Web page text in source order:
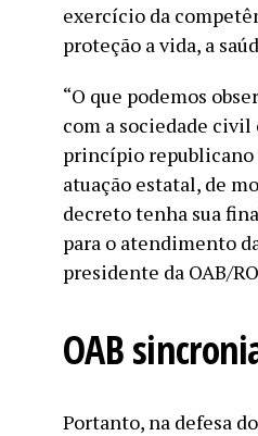
exercício da
proteção a vida, a
“O que podemos
com a sociedade
princípio
atuação estatal, de
decreto tenha sua
para o atendimento
presidente da OAB/
OAB
Portanto, na defesa